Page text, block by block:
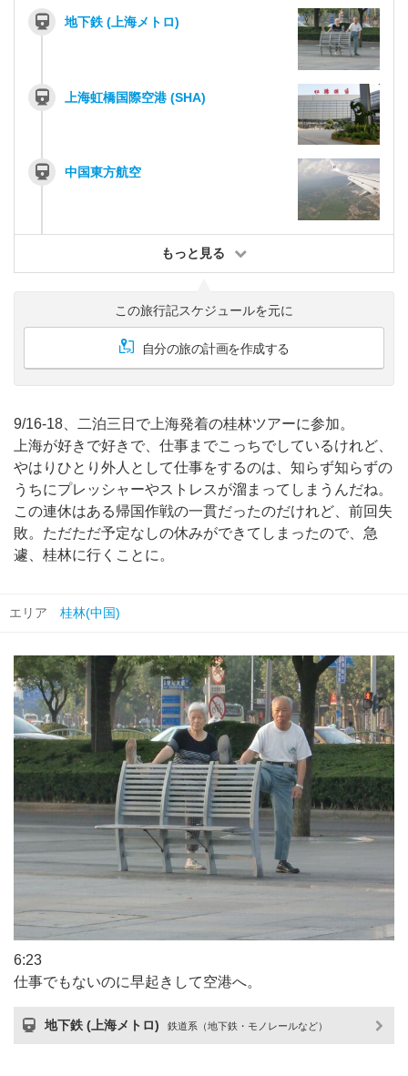
地下鉄 (上海メトロ)
上海虹橋国際空港 (SHA)
中国東方航空
もっと見る
この旅行記スケジュールを元に
自分の旅の計画を作成する
9/16-18、二泊三日で上海発着の桂林ツアーに参加。
上海が好きで好きで、仕事までこっちでしているけれど、
やはりひとり外人として仕事をするのは、知らず知らずの
うちにプレッシャーやストレスが溜まってしまうんだね。
この連休はある帰国作戦の一貫だったのだけれど、前回失
敗。ただただ予定なしの休みができてしまったので、急
遽、桂林に行くことに。
エリア 桂林(中国)
6:23
仕事でもないのに早起きして空港へ。
地下鉄 (上海メトロ) 鉄道系（地下鉄・モノレールなど）